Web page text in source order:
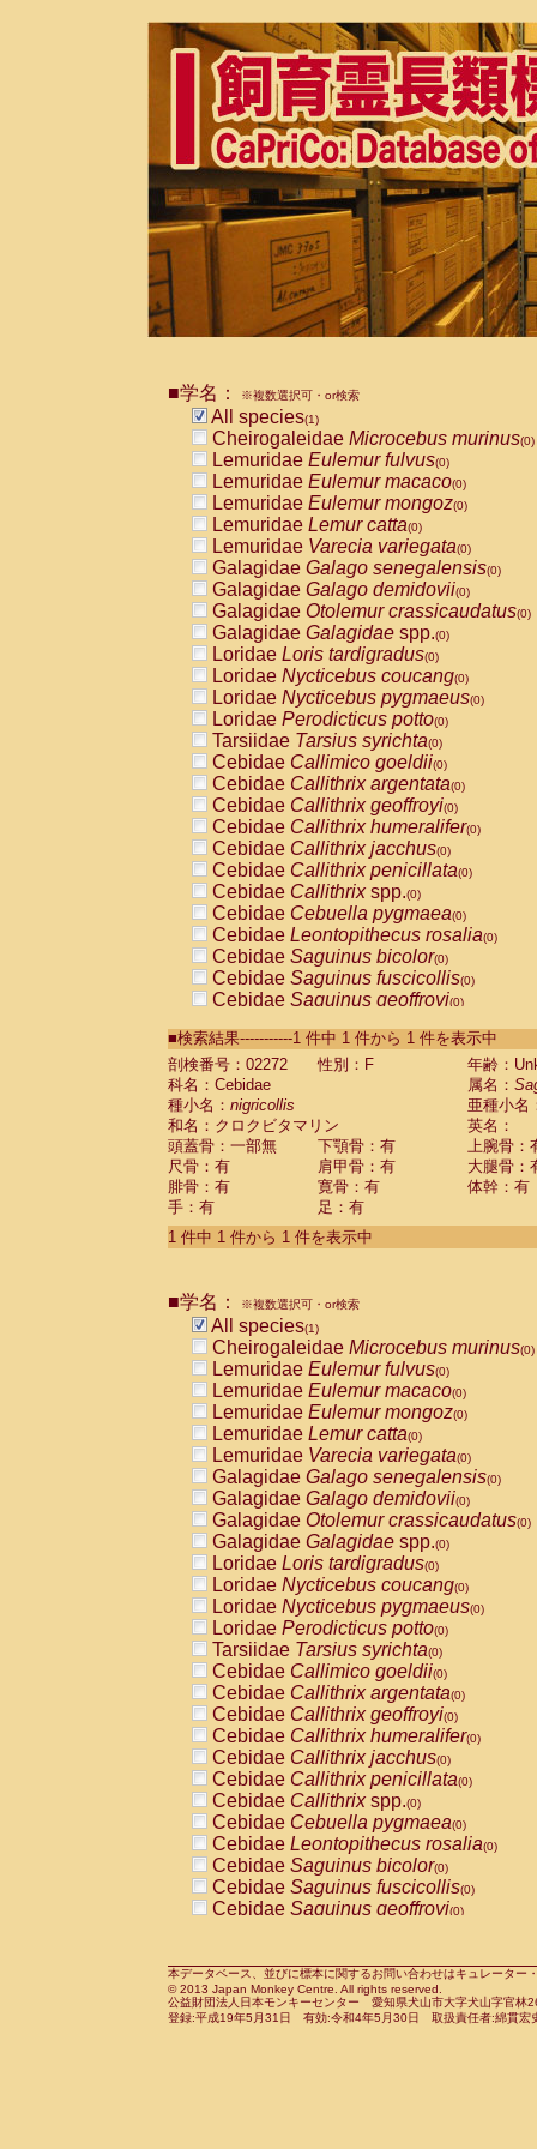
■学名： ※複数選択可・or検索
All species(1)
Cheirogaleidae Microcebus murinus(0)
Lemuridae Eulemur fulvus(0)
Lemuridae Eulemur macaco(0)
Lemuridae Eulemur mongoz(0)
Lemuridae Lemur catta(0)
Lemuridae Varecia variegata(0)
Galagidae Galago senegalensis(0)
Galagidae Galago demidovii(0)
Galagidae Otolemur crassicaudatus(0)
Galagidae Galagidae spp.(0)
Loridae Loris tardigradus(0)
Loridae Nycticebus coucang(0)
Loridae Nycticebus pygmaeus(0)
Loridae Perodicticus potto(0)
Tarsiidae Tarsius syrichta(0)
Cebidae Callimico goeldii(0)
Cebidae Callithrix argentata(0)
Cebidae Callithrix geoffroyi(0)
Cebidae Callithrix humeralifer(0)
Cebidae Callithrix jacchus(0)
Cebidae Callithrix penicillata(0)
Cebidae Callithrixspp.(0)
Cebidae Cebuella pygmaea(0)
Cebidae Leontopithecus rosalia(0)
Cebidae Saguinus bicolor(0)
Cebidae Saguinus fuscicollis(0)
Cebidae Saguinus geoffroyi(0)
CebidaeSaguinus labiatus(0)
Cebidae Saguinus leucopus (0)
Cebidae
CebidaeSaguinus mystax
CebidaeSaguinus nigricollis (1)
Cebidae Saguinus oedipus
Cebidae Saguinus weddelli
Cebidae Saguinusspp.
Cebidae Aotus trivirgatus
Cebidae Cebus albifrons
CebidaeCebus nigrivittatus
CebidaeCebus
CebidaeSaimiri boliviensis(0)
CebidaeSaimiri sciureus(0)
AtelidaeAlouatta caraya(0)
AtelidaeAlouatta fusca(0)
AtelidaeAlouatta seniculus
AtelidaeAlouattaspp.(0)
AtelidaeAteles belzebuth(0)
AtelidaeAteles geoffroyi(0)
AtelidaeAteles paniscus(0)
AtelidaeAtelesspp.(0)
Atelidae Lagothrix lagothricha
AtelidaeLagothrix lagothricha cana
PitheciidaeCacajao calvus
PitheciidaeCallicebus cupreus
PitheciidaeCallicebus donacophilus
PitheciidaeCallicebus moloch
PitheciidaeCallicebus torquatus
PitheciidaeCallicebusspp.(0)
PitheciidaeChiropotes satanas(0)
PitheciidaePithecia monachus
PitheciidaePithecia pithecia(0)
CercopithecidaeCercocebus agilis
CercopithecidaeCercocebus
CercopithecidaeCercocebus
CercopithecidaeCercocebus
CercopithecidaeCercocebus
CercopithecidaeCercocebushybrid
CercopithecidaePapio anubis(0)
CercopithecidaePapio cynocephalus
CercopithecidaePapio hamadryas(0)
■検索結果-----------1 件中 1 件から 1 件を表示中
剖検番号：02272
性別：F
年齢：
科名：Cebidae
属名：
種小名： nigricollis
亜種小名
和名：クロクビタマリン
英名：
頭蓋骨：一部無
下顎骨：有
上腕骨：
尺骨：有
肩甲骨：有
大腿骨：
腓骨：有
寛骨：有
体幹：有
手：有
足：有
1 件中 1 件から 1 件を表示中
■学名： ※複数選択可・or検索
All species(1)
Cheirogaleidae Microcebus murinus(0)
Lemuridae Eulemur fulvus(0)
Lemuridae Eulemur macaco(0)
Lemuridae Eulemur mongoz(0)
Lemuridae Lemur catta(0)
Lemuridae Varecia variegata(0)
Galagidae Galago senegalensis(0)
Galagidae Galago demidovii(0)
Galagidae Otolemur crassicaudatus(0)
Galagidae Galagidae spp.(0)
Loridae Loris tardigradus(0)
Loridae Nycticebus coucang(0)
Loridae Nycticebus pygmaeus(0)
Loridae Perodicticus potto(0)
Tarsiidae Tarsius syrichta(0)
Cebidae Callimico goeldii(0)
Cebidae Callithrix argentata(0)
Cebidae Callithrix geoffroyi(0)
Cebidae Callithrix humeralifer(0)
Cebidae Callithrix jacchus(0)
Cebidae Callithrix penicillata(0)
Cebidae Callithrixspp.(0)
Cebidae Cebuella pygmaea(0)
Cebidae Leontopithecus rosalia(0)
Cebidae Saguinus bicolor(0)
Cebidae Saguinus fuscicollis(0)
Cebidae Saguinus geoffroyi(0)
CebidaeSaguinus leucopus(0)
CebidaeSaguinus midas(0)
Cebidae Saguinus mystax(0)
本データベース、並びに標本に関するお問い合わせはキュレータ
© 2013 Japan Monkey Centre. All rights reserved.
公益財団法人日本モンキーセンター 愛知県犬山市大字犬山字官
登録:平成19年5月31日 有効:令和4年5月30日 取扱責任者:綿貫宏